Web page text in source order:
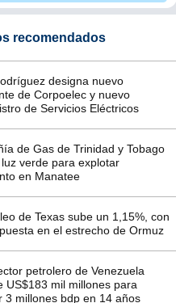
recomendados
designa nuevo
de Corpoelec y nuevo
de Servicios Eléctricos
de Gas de Trinidad y Tobago
verde para explotar
en Manatee
de Texas sube un 1,15%, con
en el estrecho de Ormuz
petrolero de Venezuela
US$183 mil millones para
3 millones bdp en 14 años